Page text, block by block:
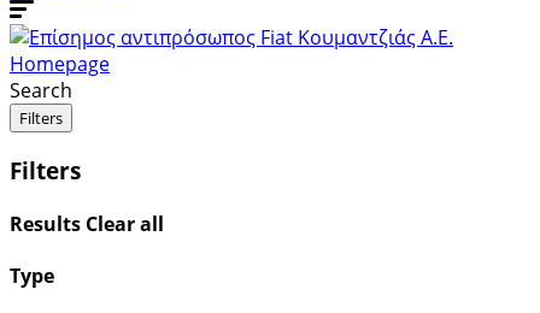
Homepage
Search
Filters
Filters
Results Clear all
Type